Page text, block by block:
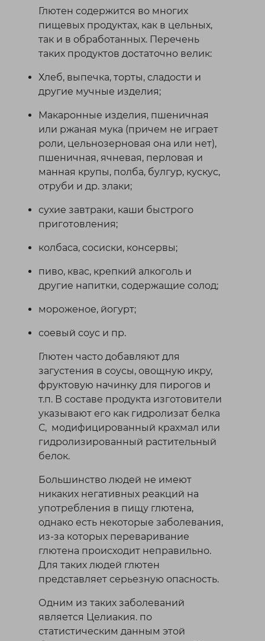
Глютен содержится во многих
пищевых продуктах, как в цельных,
так и в обработанных. Перечень
таких продуктов достаточно велик:
Хлеб, выпечка, торты, сладости и
другие мучные изделия;
Макаронные изделия, пшеничная
или ржаная мука (причем не играет
роли, цельнозерновая она или нет),
пшеничная, ячневая, перловая и
манная крупы, полба, булгур, кускус,
отруби и др. злаки;
сухие завтраки, каши быстрого
приготовления;
колбаса, сосиски, консервы;
пиво, квас, крепкий алкоголь и
другие напитки, содержащие солод;
мороженое, йогурт;
соевый соус и пр.
Глютен часто добавляют для
загустения в соусы, овощную икру,
фруктовую начинку для пирогов и
т.п. В составе продукта изготовители
указывают его как гидролизат белка
С, модифицированный крахмал или
гидролизированный растительный
белок.
Большинство людей не имеют
никаких негативных реакций на
употребления в пищу глютена,
однако есть некоторые заболевания,
из-за которых переваривание
глютена происходит неправильно.
Для таких людей глютен
представляет серьезную опасность.
Одним из таких заболеваний
является Целиакия. по
статистическим данным этой